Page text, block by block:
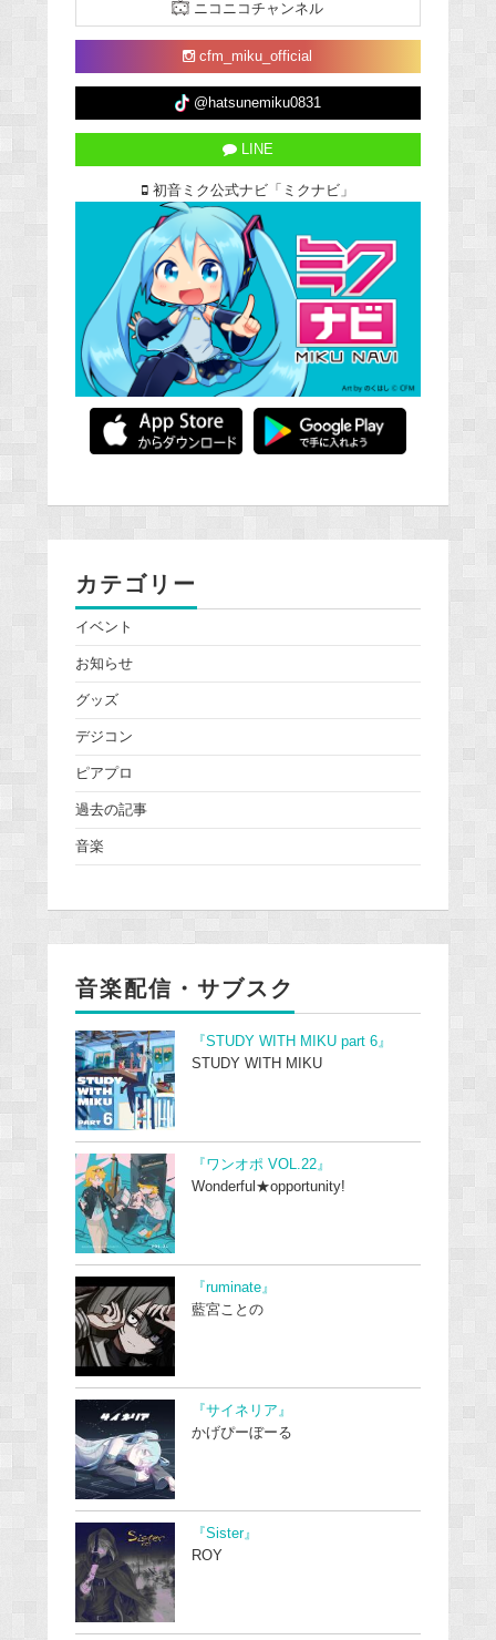
ニコニコチャンネル
cfm_miku_official
@hatsunemiku0831
LINE
初音ミク公式ナビ「ミクナビ」
カテゴリー
イベント
お知らせ
グッズ
デジコン
ピアプロ
過去の記事
音楽
音楽配信・サブスク
『STUDY WITH MIKU part 6』
STUDY WITH MIKU
『ワンオポ VOL.22』
Wonderful★opportunity!
『ruminate』
藍宮ことの
『サイネリア』
かげぴーぼーる
『Sister』
ROY